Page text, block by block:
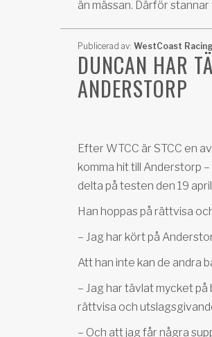
än mässan. Därför
Publicerad av: WestCoast Racing
DUNCAN HAR
ANDERSTORP
Efter WTCC är STCC en
komma hit till Anderstorp
delta på testen den 19
Han hoppas på rättvisa
– Jag har kört på
Att han inte kan de andra
– Jag har tävlat mycket
rättvisa och
– Och att jag får några